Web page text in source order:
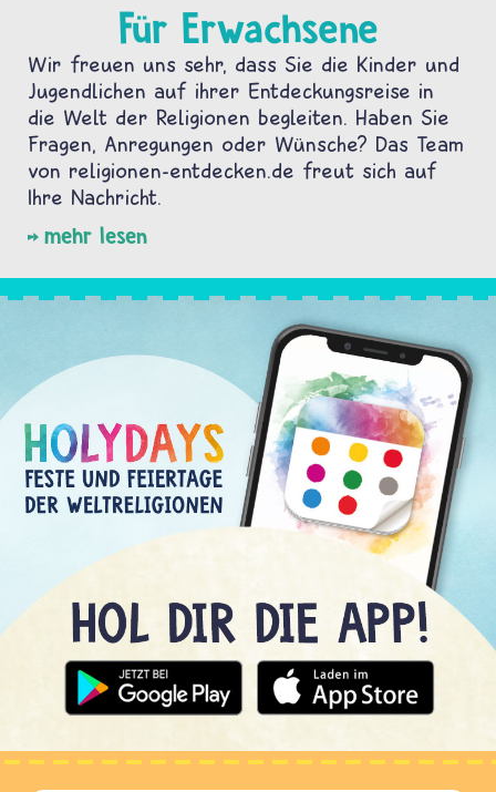
Für Erwachsene
Wir freuen uns sehr, dass Sie die Kinder und
Jugendlichen auf ihrer Entdeckungsreise in
die Welt der Religionen begleiten. Haben Sie
Fragen, Anregungen oder Wünsche? Das Team
von religionen-entdecken.de freut sich auf
Ihre Nachricht.
mehr lesen